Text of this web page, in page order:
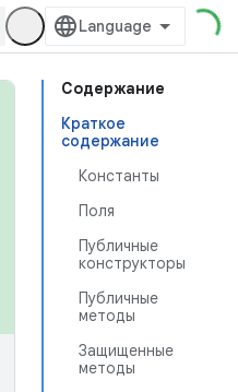
Содержание
Краткое
содержание
Константы
Поля
Публичные
конструкторы
Публичные
методы
Защищенные
методы